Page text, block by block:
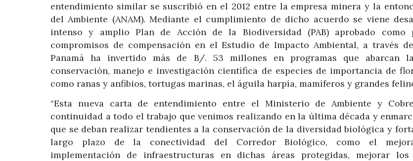
entendimiento similar se suscribió en el 2012 entre la empresa minera y la
del Ambiente (ANAM). Mediante el cumplimiento de dicho acuerdo se viene
intenso y amplio Plan de Acción de la Biodiversidad (PAB) aprobado como
compromisos de compensación en el Estudio de Impacto Ambiental, a través
Panamá ha invertido más de B/. 53 millones en programas que abarcan
conservación, manejo e investigación científica de especies de importancia de
como ranas y anfibios, tortugas marinas, el águila harpía, mamíferos y grandes
“Esta nueva carta de entendimiento entre el Ministerio de Ambiente y
continuidad a todo el trabajo que venimos realizando en la última década y
que se deban realizar tendientes a la conservación de la diversidad biológica y
largo plazo de la conectividad del Corredor Biológico, como el
implementación de infraestructuras en dichas áreas protegidas, mejorar los